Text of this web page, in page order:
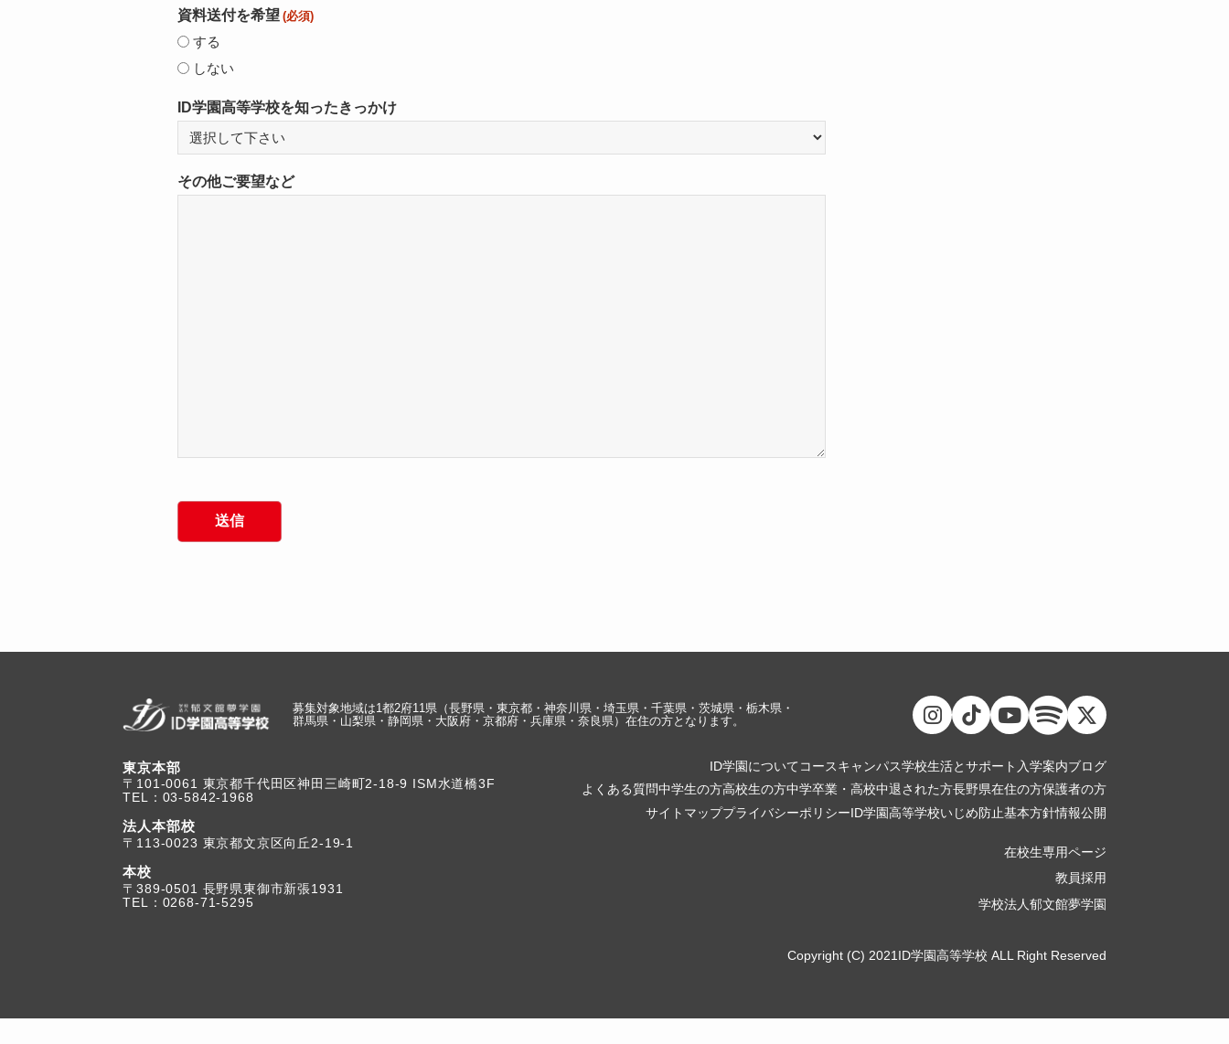
資料送付を希望 (必須)
する
しない
ID学園高等学校を知ったきっかけ
その他ご要望など
募集対象地域は1都2府11県（長野県・東京都・神奈川県・埼玉県・千葉県・茨城県・栃木県・
群馬県・山梨県・静岡県・大阪府・京都府・兵庫県・奈良県）在住の方となります。
東京本部
TEL：03-5842-1968
法人本部校
〒113-0023 東京都文京区向丘2-19-1
本校
TEL：0268-71-5295
ID学園について コース キャンパス学校生活とサポート 入学案内ブログ
よくある質問中学生の方高校生の方中学卒業・高校中退された方長野県在住の方保護者の方
サイトマッププライバシーポリシー ID学園高等学校いじめ防止基本方針情報公開
在校生専用ページ
教員採用
学校法人郁文館夢学園
Copyright (C) 2021ID学園高等学校 ALL Right Reserved